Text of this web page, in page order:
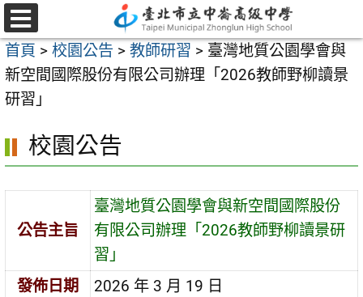
跳
至
主
要
內
區
選
單
首頁 > 校園公告 > 教師研習 > 臺灣地質公園學會與
新空間國際股份有限公司辦理「2026教師野柳讀景
研習」
校園公告
公告主旨
臺灣地質公園學會與新空間國際股份
有限公司辦理「2026教師野柳讀景研
習」
發佈日期
2026 年 3 月 19 日